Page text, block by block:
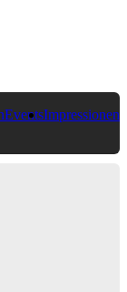
EventsImpressionen